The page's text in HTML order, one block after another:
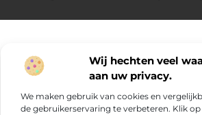
Wij hechten veel
aan uw privacy.
We maken gebruik van cookies en
de gebruikerservaring te verbeteren. Klik op